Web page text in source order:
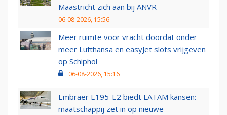
Maastricht zich aan bij ANVR
06-08-2026, 15:56
Meer ruimte voor vracht doordat onder
meer Lufthansa en easyJet slots vrijgeven
op Schiphol
06-08-2026, 15:16
Embraer E195-E2 biedt LATAM kansen:
maatschappij zet in op nieuwe